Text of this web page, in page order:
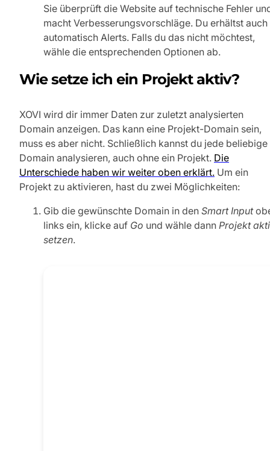
Sie überprüft die Website auf technische Fehler
macht Verbesserungsvorschläge. Du erhältst auch
automatisch Alerts. Falls du das nicht möchtest,
wähle die entsprechenden Optionen ab.
Wie setze ich ein Projekt aktiv?
XOVI wird dir immer Daten zur zuletzt analysierten
Domain anzeigen. Das kann eine Projekt-Domain sein,
muss es aber nicht. Schließlich kannst du jede beliebige
Domain analysieren, auch ohne ein Projekt. Die
Unterschiede haben wir weiter oben erklärt. Um ein
Projekt zu aktivieren, hast du zwei Möglichkeiten:
Gib die gewünschte Domain in den Smart Input
links ein, klicke auf Go und wähle dann Projekt
setzen.